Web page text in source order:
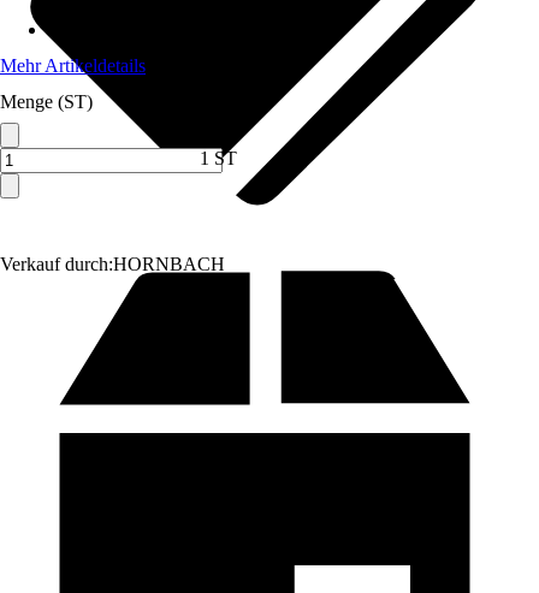
Verkauf durch:HORNBACH
Mehr Artikeldetails
Menge (ST)
1 ST